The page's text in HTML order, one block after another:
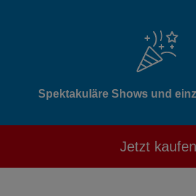
Spektakuläre Shows und
Jetzt kaufen